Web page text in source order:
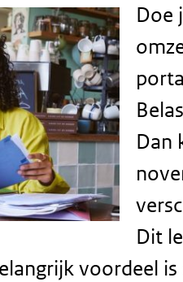
Doe
Dan
Dit
voordeel